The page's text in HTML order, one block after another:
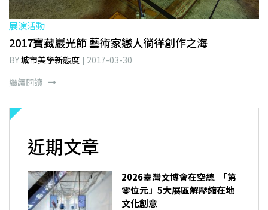
展演活動
2017寶藏巖光節 藝術家戀人徜徉創作之海
BY城市美學新態度
2017-03-30
繼續閱讀
近期文章
2026臺灣文博會在空總 「第
零位元」5大展區解壓縮在地
文化創意